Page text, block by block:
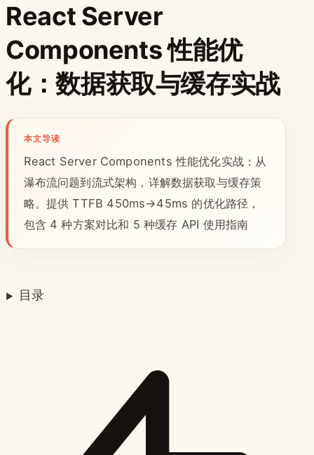
React Server
Components 性能优
化：数据获取与缓存实战
本文导读
React Server Components 性能优化实战：从
瀑布流问题到流式架构，详解数据获取与缓存策
略。提供 TTFB 450ms→45ms 的优化路径，
包含 4 种方案对比和 5 种缓存 API 使用指南
目录